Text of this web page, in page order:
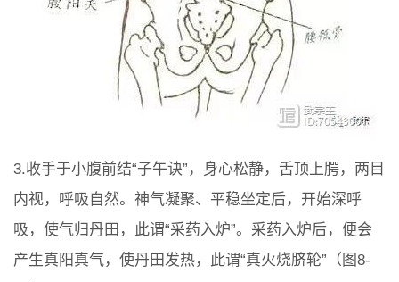
3.收手于小腹前结“子午诀”，身心松静，舌顶上腭，两目
内视，呼吸自然。神气凝聚、平稳坐定后，开始深呼
吸，使气归丹田，此谓“采药入炉”。采药入炉后，便会
产生真阳真气，使丹田发热，此谓“真火烧脐轮”（图8-